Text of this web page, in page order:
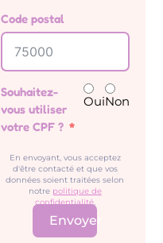
Code postal
Souhaitez-
vous utiliser
votre CPF ?
OuiNon
En envoyant, vous acceptez
d'être contacté et que vos
données soient traitées selon
notre politique de
confidentialité.
Envoyer